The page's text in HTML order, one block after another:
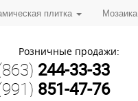
плитка Мозаика
Розничные продажи:
244-33-33
851-47-76